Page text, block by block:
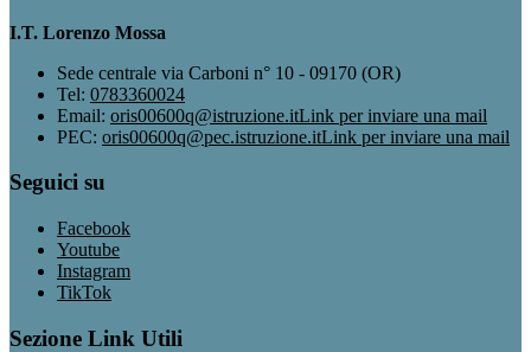
I.T. Lorenzo Mossa
Sede centrale via Carboni n° 10 - 09170 (OR)
Tel: 0783360024
Email: oris00600q@istruzione.itLink per inviare una mail
PEC: oris00600q@pec.istruzione.itLink per inviare una mail
Seguici su
Facebook
Youtube
Instagram
TikTok
Sezione Link Utili